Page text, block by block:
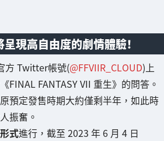
現高自由度的劇情體驗！
方 Twitter帳號(@FFVIIR_CLOUD)上
FINAL FANTASY VII 重生》的問答。
預定發售時期大約僅剩半年，如此時
振奮。
式進行，截至 2023 年 6 月 4 日